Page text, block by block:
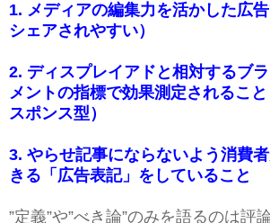
1. メディアの編集力を活かした広
シェアされやすい）
2. ディスプレイアドと相対するブ
メントの指標で効果測定されるこ
スポンス型）
3. やらせ記事にならないよう消費
きる「広告表記」をしていること
”定義”や”べき論”のみを語るのは評